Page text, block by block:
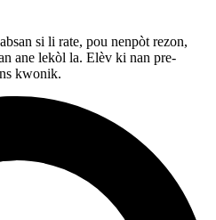
si li rate, pou nenpòt rezon,
ane lekòl la. Elèv ki nan pre-
kwonik.